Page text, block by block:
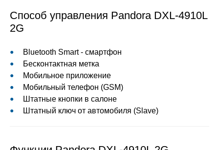
Способ управления Pandora DXL-4910L
2G
Bluetooth Smart - смартфон
Бесконтактная метка
Мобильное приложение
Мобильный телефон (GSM)
Штатные кнопки в салоне
Штатный ключ от автомобиля (Slave)